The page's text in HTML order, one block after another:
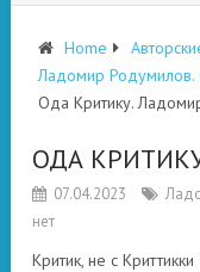
Home
Ладомир Родумилов.
Ода Критику.
ОДА
07.04.2023
нет
Критик, не с Криттикки